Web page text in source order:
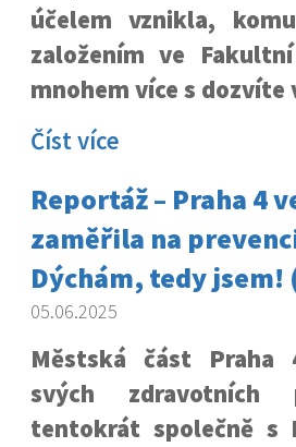
účelem vznikla,
založením ve
mnohem více s dozvíte
Číst více
Reportáž – Praha 4
zaměřila na
Dýchám, tedy jsem!
05.06.2025
Městská část Praha
svých zdravotních
tentokrát společně s